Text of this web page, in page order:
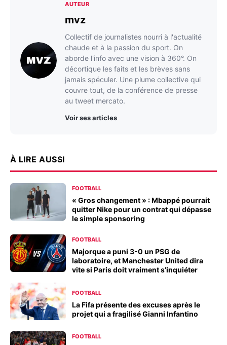
AUTEUR
mvz
Collectif de journalistes nourri à l'actualité
chaude et à la passion du sport. On
aborde l'info avec une vision à 360°. On
décortique les faits et les brèves sans
jamais spéculer. Une plume collective qui
couvre tout, de la conférence de presse
au tweet mercato.
Voir ses articles
À LIRE AUSSI
FOOTBALL
« Gros changement » : Mbappé pourrait
quitter Nike pour un contrat qui dépasse
le simple sponsoring
FOOTBALL
Majorque a puni 3-0 un PSG de
laboratoire, et Manchester United dira
vite si Paris doit vraiment s’inquiéter
FOOTBALL
La Fifa présente des excuses après le
projet qui a fragilisé Gianni Infantino
FOOTBALL